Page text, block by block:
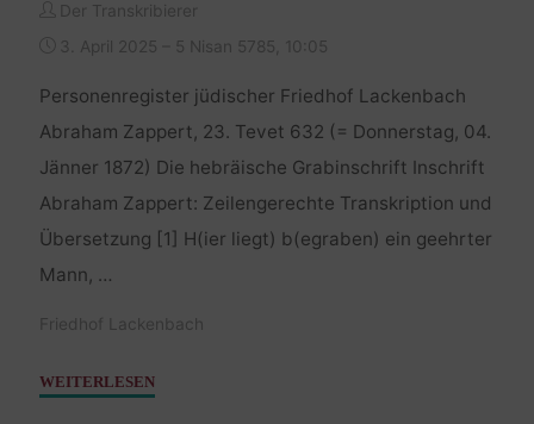
Der Transkribierer
3. April 2025 – 5 Nisan 5785, 10:05
Personenregister jüdischer Friedhof Lackenbach
Abraham Zappert, 23. Tevet 632 (= Donnerstag, 04.
Jänner 1872) Die hebräische Grabinschrift Inschrift
Abraham Zappert: Zeilengerechte Transkription und
Übersetzung [1] H(ier liegt) b(egraben) ein geehrter
Mann, …
Friedhof Lackenbach
WEITERLESEN"Zappert